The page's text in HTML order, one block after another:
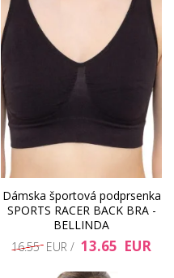
Dámska športová podprsenka
SPORTS RACER BACK BRA -
BELLINDA
16.55 EUR / 13.65 EUR